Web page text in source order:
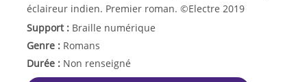
éclaireur indien. Premier roman. ©Electre 2019
Support : Braille numérique
Genre : Romans
Durée : Non renseigné